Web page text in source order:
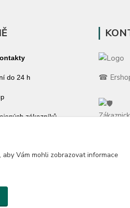
do 24 h
zákazníků
pro váš dům
dní na vrácení
☎
aby Vám mohli zobrazovat informace